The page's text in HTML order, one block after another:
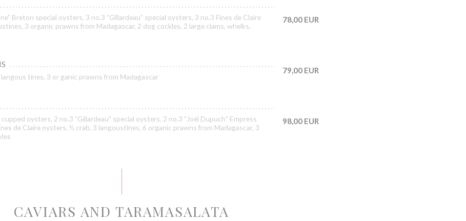
Breton special oysters, 3 no.3 ”Gillardeau” special oysters, 3 no.3 Fines de Claire
3 organic prawns from Madagascar, 2 dog cockles, 2 large clams, whelks,
78,00 EUR
tines, 3 or ganic prawns from Madagascar
79,00 EUR
oysters, 2 no.3 ”Gillardeau” special oysters, 2 no.3 ”Joël Dupuch” Empress
de Claire oysters, ½ crab, 3 langoustines, 6 organic prawns from Madagascar, 3
98,00 EUR
CAVIARS AND TARAMASALATA